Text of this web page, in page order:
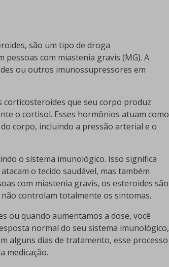
são um tipo de droga
com miastenia gravis (MG). A
ou outros imunossupressores em
que seu corpo produz
o cortisol. Esses hormônios atuam como
corpo, incluindo a pressão arterial e o
o sistema imunológico. Isso significa
o tecido saudável, mas também
com miastenia gravis, os esteroides são
controlam totalmente os sintomas.
ou quando aumentamos a dose, você
normal do seu sistema imunológico,
alguns dias de tratamento, esse processo
medicação.